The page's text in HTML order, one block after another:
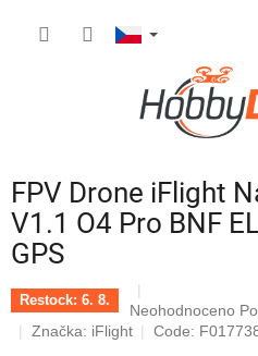
FPV Drone iFlight
V1.1 O4 Pro BNF
GPS
Restock: 6. 8.
Průměrné
hodnocení
Neohodnoceno
Značka: iFlight Code: